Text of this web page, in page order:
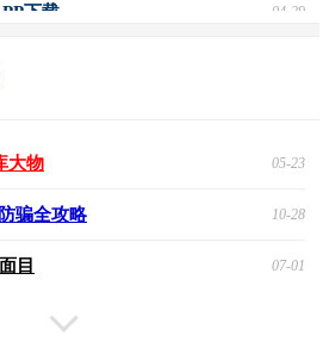
04-29
下载
05-23
大物
10-28
骗全攻略
07-01
目